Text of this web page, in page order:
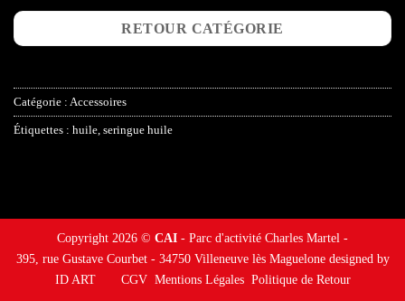
RETOUR CATÉGORIE
Catégorie : Accessoires
Étiquettes : huile, seringue huile
Copyright 2026 © CAI - Parc d'activité Charles Martel -
395, rue Gustave Courbet - 34750 Villeneuve lès Maguelone designed by
ID ART
CGV Mentions Légales Politique de Retour